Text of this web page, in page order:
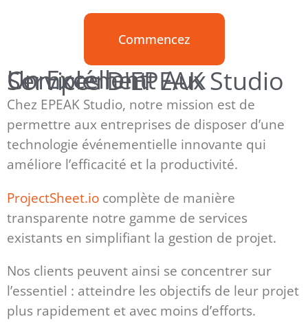
Commencez
Un Excellent Complément Aux Services D'EPEAK Studio
Chez EPEAK Studio, notre mission est de
permettre aux entreprises de disposer d’une
technologie événementielle innovante qui
améliore l’efficacité et la productivité.
ProjectSheet.io complète de manière
transparente notre gamme de services
existants en simplifiant la gestion de projet.
Nos clients peuvent ainsi se concentrer sur
l’essentiel : atteindre les objectifs de leur projet
plus rapidement et avec moins d’efforts.